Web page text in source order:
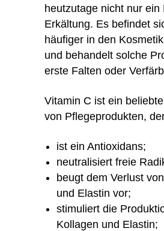
heutzutage nicht nur ein
Erkältung. Es befindet
häufiger in den
und behandelt solche
erste Falten oder
Vitamin C ist ein
von Pflegeprodukten,
ist ein Antioxidans;
neutralisiert freie
beugt dem Verlust
und Elastin vor;
stimuliert die
Kollagen und Elastin;